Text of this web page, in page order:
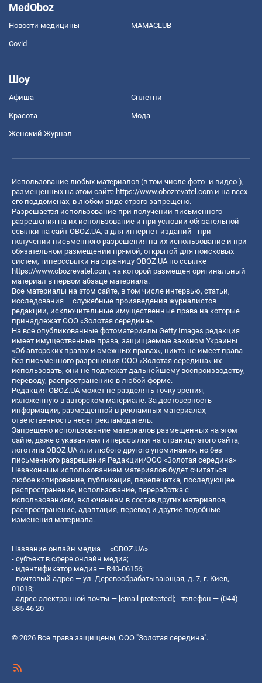
MedOboz
Новости медицины MAMACLUB
Covid
Шоу
Афиша Сплетни
Красота Мода
Женский Журнал
Использование любых материалов (в том числе фото- и видео-),
размещенных на этом сайте https://www.obozrevatel.com и на всех
его поддоменах, в любом виде строго запрещено.
Разрешается использование при получении письменного
разрешения на их использование и при условии обязательной
ссылки на сайт OBOZ.UA, а для интернет-изданий - при
получении письменного разрешения на их использование и при
обязательном размещении прямой, открытой для поисковых
систем, гиперссылки на страницу OBOZ.UA по ссылке
https://www.obozrevatel.com, на которой размещен оригинальный
материал в первом абзаце материала.
Все материалы на этом сайте, в том числе интервью, статьи,
исследования – служебные произведения журналистов
редакции, исключительные имущественные права на которые
принадлежат ООО «Золотая середина».
На все опубликованные фотоматериалы Getty Images редакция
имеет имущественные права, защищаемые законом Украины
«Об авторских правах и смежных правах», никто не имеет права
без письменного разрешения ООО «Золотая середина» их
использовать, они не подлежат дальнейшему воспроизводству,
переводу, распространению в любой форме.
Редакция OBOZ.UA может не разделять точку зрения,
изложенную в авторском материале. За достоверность
информации, размещенной в рекламных материалах,
ответственность несет рекламодатель.
Запрещено использование материалов размещенных на этом
сайте, даже с указанием гиперссылки на страницу этого сайта,
логотипа OBOZ.UA или любого другого упоминания, но без
письменного разрешения Редакции/ООО «Золотая середина»
Незаконным использованием материалов будет считаться:
любое копирование, публикация, перепечатка, последующее
распространение, использование, переработка с
использованием, включением в состав других материалов,
распространение, адаптация, перевод и другие подобные
изменения материала.
Название онлайн медиа — «OBOZ.UA»
- субъект в сфере онлайн медиа;
- идентификатор медиа — R40-06156;
- почтовый адрес — ул. Деревообрабатывающая, д. 7, г. Киев,
01013;
- адрес электронной почты — [email protected]; - телефон — (044)
585 46 20
© 2026 Все права защищены, ООО "Золотая середина".